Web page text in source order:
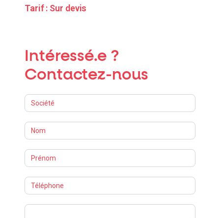
Tarif : Sur devis
Intéressé.e ?
Contactez-nous
Formations